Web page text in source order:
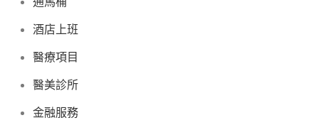
酒店上班
醫療項目
醫美診所
金融服務